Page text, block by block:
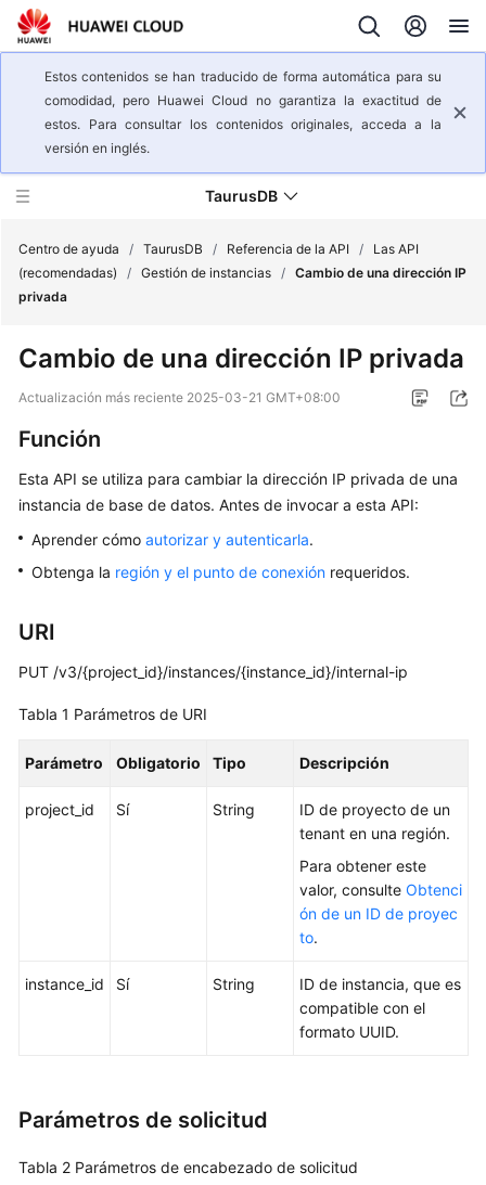
Estos contenidos se han traducido de forma automática para su
comodidad, pero Huawei Cloud no garantiza la exactitud de
estos. Para consultar los contenidos originales, acceda a la
versión en inglés.
TaurusDB
del
servicio
Pasos
Guía
del
de
API
(recomendadas)
Consultas
Centro de ayuda / TaurusDB / Referencia de la API /
Las API
(recomendadas)
/ Gestión de instancias / Cambio de una dirección IP
privada
Cambio de una dirección IP privada
Actualización más reciente 2025-03-21 GMT+08:00
Función
Esta API se utiliza para cambiar la dirección IP privada de una
instancia de base de datos. Antes de invocar a esta API:
Aprender cómo autorizar y autenticarla.
Obtenga la región y el punto de conexión requeridos.
URI
PUT /v3/{project_id}/instances/{instance_id}/internal-ip
Tabla 1 Parámetros de URI
Parámetro Obligatorio Tipo Descripción
project_id Sí String
ID de proyecto de un
tenant en una región.
Para obtener este
valor, consulte Obtenci
ón de un ID de proyec
to.
instance_id Sí String
ID de instancia, que es
compatible con el
formato UUID.
Parámetros de solicitud
Tabla 2 Parámetros de encabezado de solicitud